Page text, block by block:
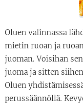
Oluen valinnassa
mietin ruoan ja
juoman. Voisihan
juoma ja sitten
Oluen
perussäännöllä.